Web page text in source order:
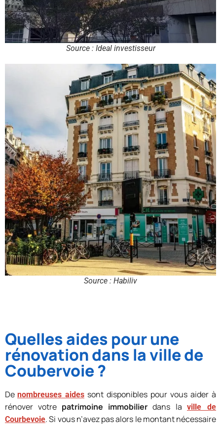
Source : Ideal investisseur
Source : Habiliv
Quelles aides pour une
rénovation dans la ville de
Coubervoie ?
De nombreuses aides sont disponibles pour vous aider à
rénover votre patrimoine immobilier dans la ville de
Courbevoie. Si vous n’avez pas alors le montant nécessaire